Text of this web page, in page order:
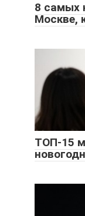
8 самых
Москве,
ТОП-15